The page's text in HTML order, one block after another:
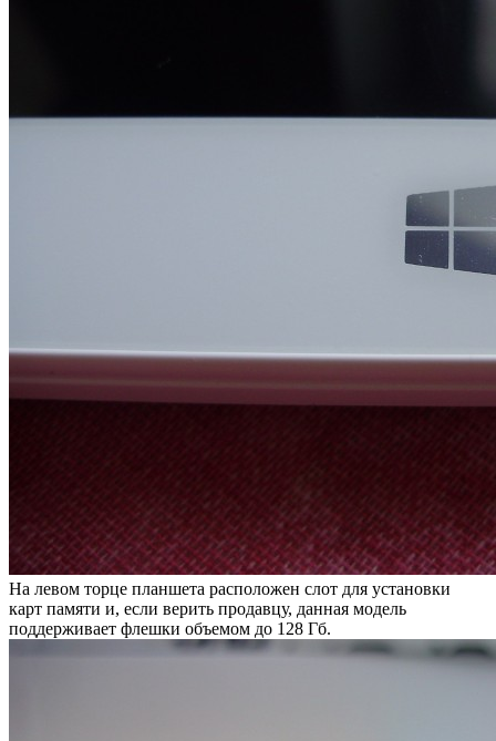
На левом торце планшета расположен слот для установки
карт памяти и, если верить продавцу, данная модель
поддерживает флешки объемом до 128 Гб.